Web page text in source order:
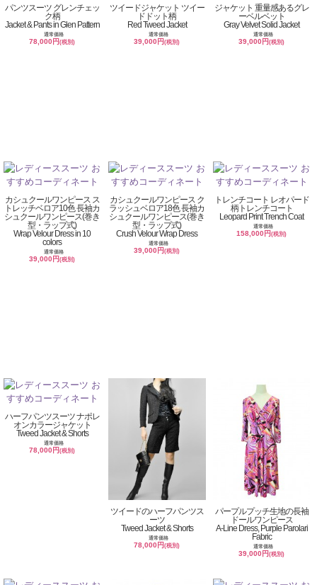
パンツスーツ グレンチェッ
ク柄
Jacket & Pants in Glen Pattern
通常価格
78,000円(税別)
ツイードジャケット ツイー
ドドット柄
Red Tweed Jacket
通常価格
39,000円(税別)
ジャケット 重量感あるグレ
ーベルベット
Gray Velvet Solid Jacket
通常価格
39,000円(税別)
カシュクールワンピース ス
トレッチベロア10色 長袖カ
シュクールワンピース(巻き
型・ラップ式)
Wrap Velour Dress in 10
colors
通常価格
39,000円(税別)
カシュクールワンピース ク
ラッシュベロア18色 長袖カ
シュクールワンピース(巻き
型・ラップ式)
Crush Velour Wrap Dress
通常価格
39,000円(税別)
トレンチコート レオパード
柄トレンチコート
Leopard Print Trench Coat
通常価格
158,000円(税別)
ハーフパンツスーツ ナポレ
オンカラージャケット
Tweed Jacket & Shorts
通常価格
78,000円(税別)
ツイードのハーフパンツス
ーツ
Tweed Jacket & Shorts
通常価格
78,000円(税別)
パープルプッチ生地の長袖
ドールワンピース
A-Line Dress, Purple Parolari
Fabric
通常価格
39,000円(税別)